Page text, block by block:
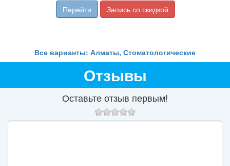
Перейти Запись со скидкой
Все варианты: Алматы, Стоматологические
Отзывы
Оставьте отзыв первым!